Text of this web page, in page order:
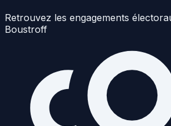
Retrouvez les engagements
Boustroff